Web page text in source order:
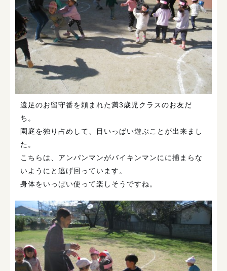
遠足のお留守番を頼まれた満3歳児クラスのお友だ
ち。
園庭を独り占めして、目いっぱい遊ぶことが出来まし
た。
こちらは、アンパンマンがバイキンマンにに捕まらな
いようにと逃げ回っています。
身体をいっぱい使って楽しそうですね。